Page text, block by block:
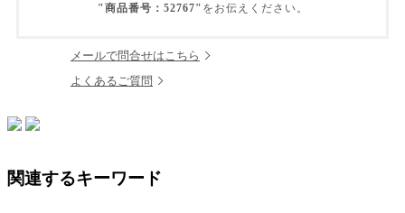
"商品番号：52767" をお伝えください。
メールで問合せはこちら
よくあるご質問
関連するキーワード